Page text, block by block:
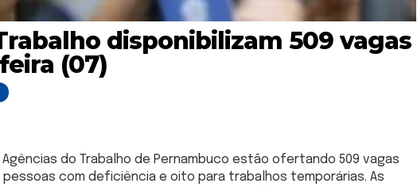
disponibilizam 509 vagas
(07)
do Trabalho de Pernambuco estão ofertando 509 vagas
pessoas com deficiência e oito para trabalhos temporárias. As